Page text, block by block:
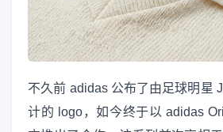
不久前 adidas 公布了由足球明星
计的 logo，如今终于以 adidas